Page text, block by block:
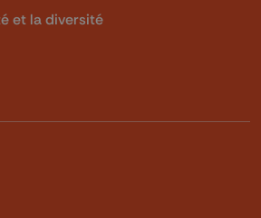
et la diversité